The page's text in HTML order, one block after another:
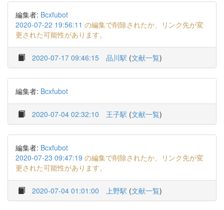
編集者: Bcxfubot
2020-07-22 19:56:11 の編集で削除されたか、リンク先が変
更された可能性があります。
2020-07-17 09:46:15 品川駅 (文献一覧)
編集者: Bcxfubot
2020-07-04 02:32:10 王子駅 (文献一覧)
編集者: Bcxfubot
2020-07-23 09:47:19 の編集で削除されたか、リンク先が変
更された可能性があります。
2020-07-04 01:01:00 上野駅 (文献一覧)